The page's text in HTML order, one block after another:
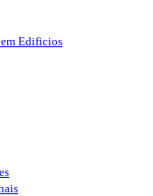
Edificios